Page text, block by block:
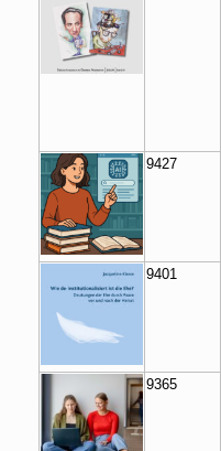
9427
9401
9365